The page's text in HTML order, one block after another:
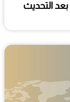
التحديث